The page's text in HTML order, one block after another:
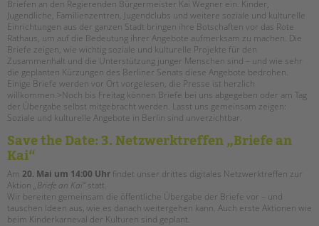
Briefen an den Regierenden Bürgermeister Kai Wegner ein. Kinder,
Jugendliche, Familienzentren, Jugendclubs und weitere soziale und kulturelle
Einrichtungen aus der ganzen Stadt bringen ihre Botschaften vor das Rote
Rathaus, um auf die Bedeutung ihrer Angebote aufmerksam zu machen. Die
Briefe zeigen, wie wichtig soziale und kulturelle Projekte für den
Zusammenhalt und die Unterstützung junger Menschen sind – und wie sehr
die geplanten Kürzungen des Berliner Senats diese Angebote bedrohen.
Einige Briefe werden vor Ort vorgelesen, die Presse ist herzlich
willkommen.>Noch bis Freitag können Briefe bei uns abgegeben oder am Tag
der Übergabe selbst mitgebracht werden. Lasst uns gemeinsam zeigen:
Soziale und kulturelle Angebote in Berlin sind unverzichtbar.
Save the Date: 3. Netzwerktreffen „Briefe an
Kai“
Am 20. Mai um 14:00 Uhr findet unser drittes digitales Netzwerktreffen zur
Aktion „Briefe an Kai“ statt.
Wir bereiten gemeinsam die öffentliche Übergabe der Briefe vor – und
tauschen Ideen aus, wie es danach weitergehen kann. Auch erste Aktionen wie
beim Kinderkarneval der Kulturen sind geplant.